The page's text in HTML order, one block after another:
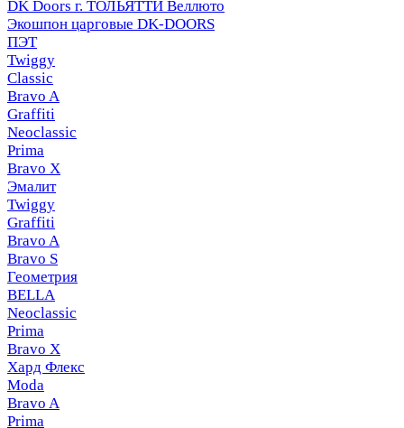
DK Doors г. ТОЛЬЯТТИ Веллюто
Экошпон царговые DK-DOORS
ПЭТ
Twiggy
Classic
Bravo A
Graffiti
Neoclassic
Prima
Bravo X
Эмалит
Twiggy
Graffiti
Bravo A
Bravo S
Геометрия
BELLA
Neoclassic
Prima
Bravo X
Хард Флекс
Moda
Bravo A
Prima